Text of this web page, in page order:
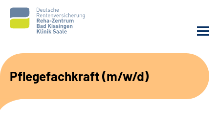
Pflegefachkraft (m/w/d)